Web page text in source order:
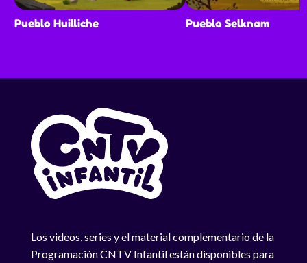
Pueblo Huilliche Pueblo Selknam
Los videos, series y el material complementario de la
Programación CNTV Infantil están disponibles para